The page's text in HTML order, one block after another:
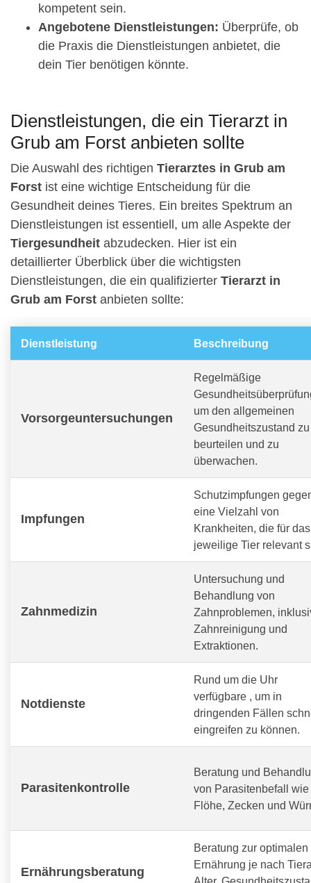
kompetent sein.
Angebotene Dienstleistungen: Überprüfe, ob
die Praxis die Dienstleistungen anbietet, die
dein Tier benötigen könnte.
Dienstleistungen, die ein Tierarzt in
Grub am Forst anbieten sollte
Die Auswahl des richtigen Tierarztes in Grub am
Forst ist eine wichtige Entscheidung für die
Gesundheit deines Tieres. Ein breites Spektrum an
Dienstleistungen ist essentiell, um alle Aspekte der
Tiergesundheit abzudecken. Hier ist ein
detaillierter Überblick über die wichtigsten
Dienstleistungen, die ein qualifizierter Tierarzt in
Grub am Forst anbieten sollte:
Dienstleistung Beschreibung
Vorsorgeuntersuchungen
Regelmäßige
um den allgemeinen
Gesundheitszustand zu
beurteilen und zu
überwachen.
Impfungen
Schutzimpfungen
eine Vielzahl von
Krankheiten, die für das
jeweilige Tier relevant
Zahnmedizin
Untersuchung und
Behandlung von
Zahnproblemen,
Zahnreinigung und
Extraktionen.
Notdienste
Rund um die Uhr
verfügbare , um in
dringenden Fällen
eingreifen zu können.
Parasitenkontrolle
Beratung und
von Parasitenbefall wie
Flöhe, Zecken und
Ernährungsberatung
Beratung zur optimalen
Ernährung je nach